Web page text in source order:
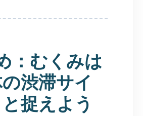
：むくみは
の渋滞サイ
捉えよう